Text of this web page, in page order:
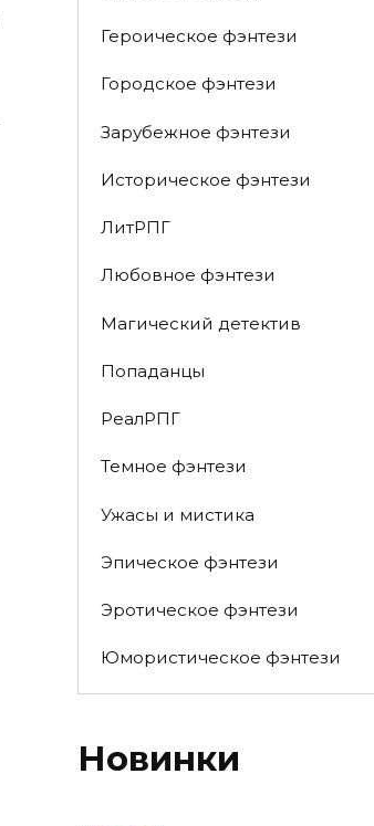
Героическое фэнтези
Городское фэнтези
Зарубежное фэнтези
Историческое фэнтези
ЛитРПГ
Любовное фэнтези
Магический детектив
Попаданцы
РеалРПГ
Темное фэнтези
Ужасы и мистика
Эпическое фэнтези
Эротическое фэнтези
Юмористическое фэнтези
Новинки